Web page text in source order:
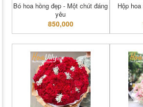
Bó hoa hồng đẹp - Một chút đáng
yêu
850,000
Hộp